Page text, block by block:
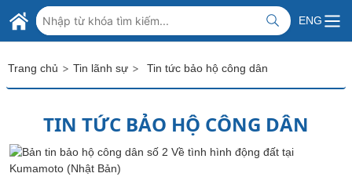
Skip to Main Content
BỘ NGOẠI GIAO VIỆT NAM
MINISTRY OF FOREIGN AFFAIRS
ENG
Trang chủ > Tin lãnh sự > Tin tức bảo hộ công dân
TIN TỨC BẢO HỘ CÔNG DÂN